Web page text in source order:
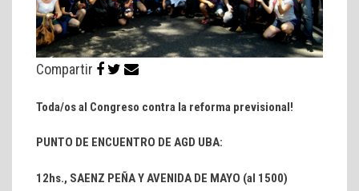
Compartir
Toda/os al Congreso contra la reforma previsional!
PUNTO DE ENCUENTRO DE AGD UBA:
12hs., SAENZ PEÑA Y AVENIDA DE MAYO (al 1500)